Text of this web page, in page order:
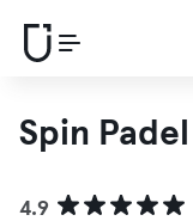
Spin Padel
4.9